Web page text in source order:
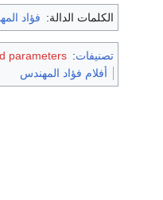
الكلمات الدالة: فؤاد
تصنيفات:
parameters
أفلام فؤاد المهندس